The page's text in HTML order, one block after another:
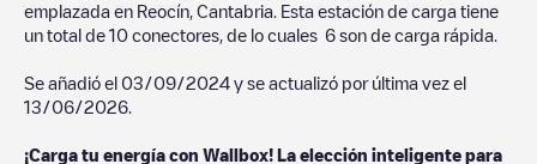
emplazada en Reocín Cantabria . Esta estación de carga tiene
un total de 10 conectores, de lo cuales 6 son de carga rápida.
Se añadió el 03/09/2024 y se actualizó por última vez el
13/06/2026
¡Carga tu energía con Wallbox! La elección inteligente para